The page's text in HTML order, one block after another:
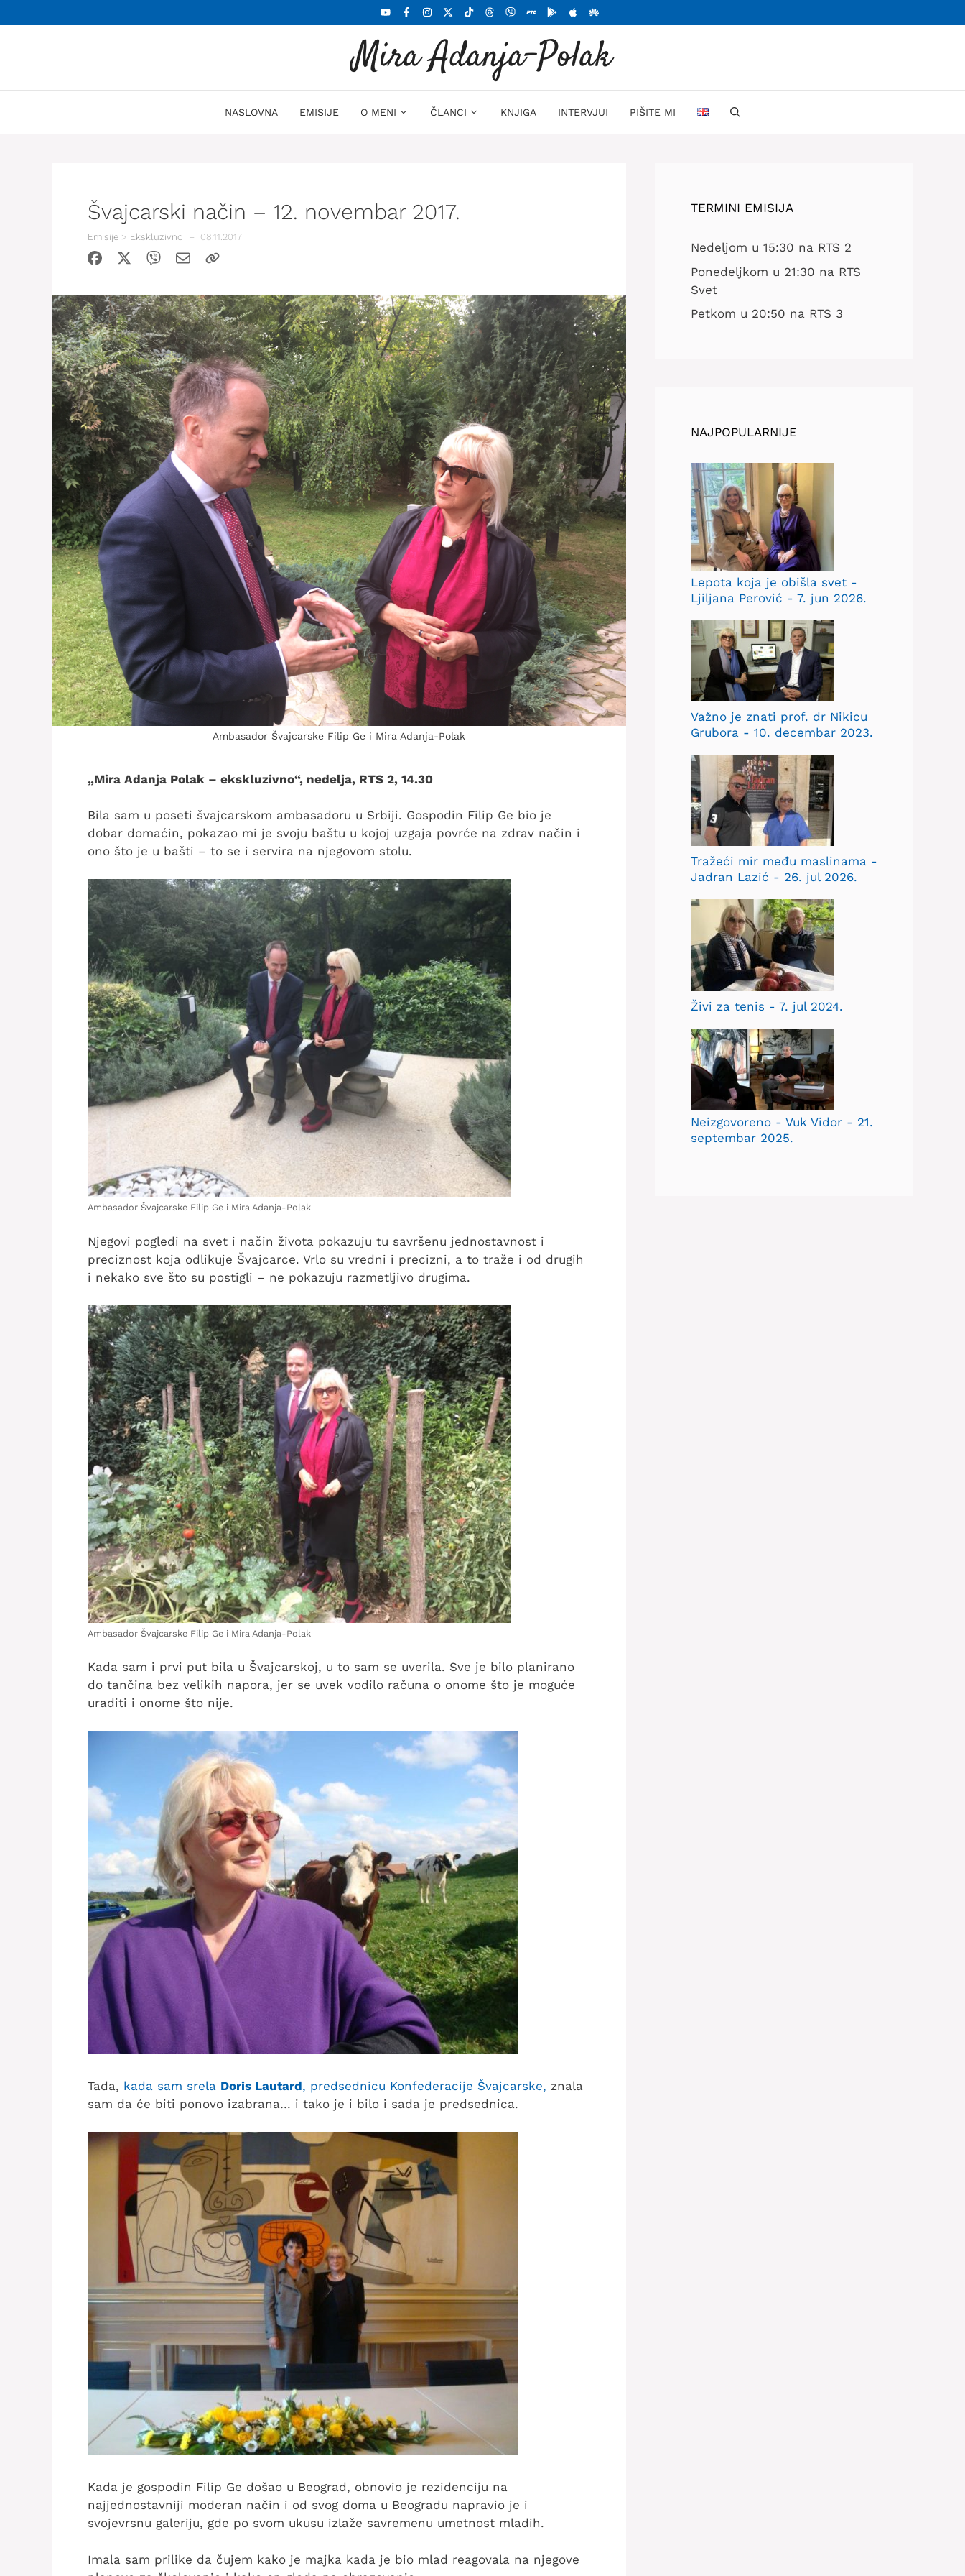
na
Mira Adanja-Polak
NASLOVNA EMISIJE O MENI ČLANCI KNJIGA INTERVJUI PIŠITE MI
Švajcarski način – 12. novembar 2017.
Emisije > Ekskluzivno – 08.11.2017
Ambasador Švajcarske Filip Ge i Mira Adanja-Polak
„Mira Adanja Polak – ekskluzivno“, nedelja, RTS 2, 14.30
Bila sam u poseti švajcarskom ambasadoru u Srbiji. Gospodin Filip Ge bio je
dobar domaćin, pokazao mi je svoju baštu u kojoj uzgaja povrće na zdrav način i
ono što je u bašti – to se i servira na njegovom stolu.
Ambasador Švajcarske Filip Ge i Mira Adanja-Polak
Njegovi pogledi na svet i način života pokazuju tu savršenu jednostavnost i
preciznost koja odlikuje Švajcarce. Vrlo su vredni i precizni, a to traže i od drugih
i nekako sve što su postigli – ne pokazuju razmetljivo drugima.
Ambasador Švajcarske Filip Ge i Mira Adanja-Polak
Kada sam i prvi put bila u Švajcarskoj, u to sam se uverila. Sve je bilo planirano
do tančina bez velikih napora, jer se uvek vodilo računa o onome što je moguće
uraditi i onome što nije.
Tada, kada sam srela Doris Lautard, predsednicu Konfederacije Švajcarske, znala
sam da će biti ponovo izabrana… i tako je i bilo i sada je predsednica.
Kada je gospodin Filip Ge došao u Beograd, obnovio je rezidenciju na
najjednostavniji moderan način i od svog doma u Beogradu napravio je i
svojevrsnu galeriju, gde po svom ukusu izlaže savremenu umetnost mladih.
Imala sam prilike da čujem kako je majka kada je bio mlad reagovala na njegove
TERMINI EMISIJA
Nedeljom u 15:30 na RTS 2
Ponedeljkom u 21:30 na RTS
Svet
Petkom u 20:50 na RTS 3
NAJPOPULARNIJE
Lepota koja je obišla svet -
Ljiljana Perović - 7. jun 2026.
Važno je znati prof. dr Nikicu
Grubora - 10. decembar 2023.
Tražeći mir među maslinama -
Jadran Lazić - 26. jul 2026.
Živi za tenis - 7. jul 2024.
Neizgovoreno - Vuk Vidor - 21.
septembar 2025.